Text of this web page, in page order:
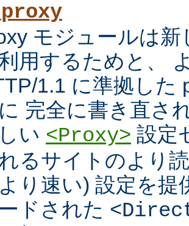
モジュールは
用するためと、
1.1 に準拠した
完全に書き直さ
い <Proxy> 設定
るサイトのより
り速い) 設定を
ドされた